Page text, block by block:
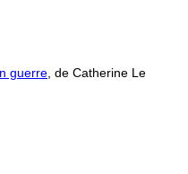
guerre , de Catherine Le